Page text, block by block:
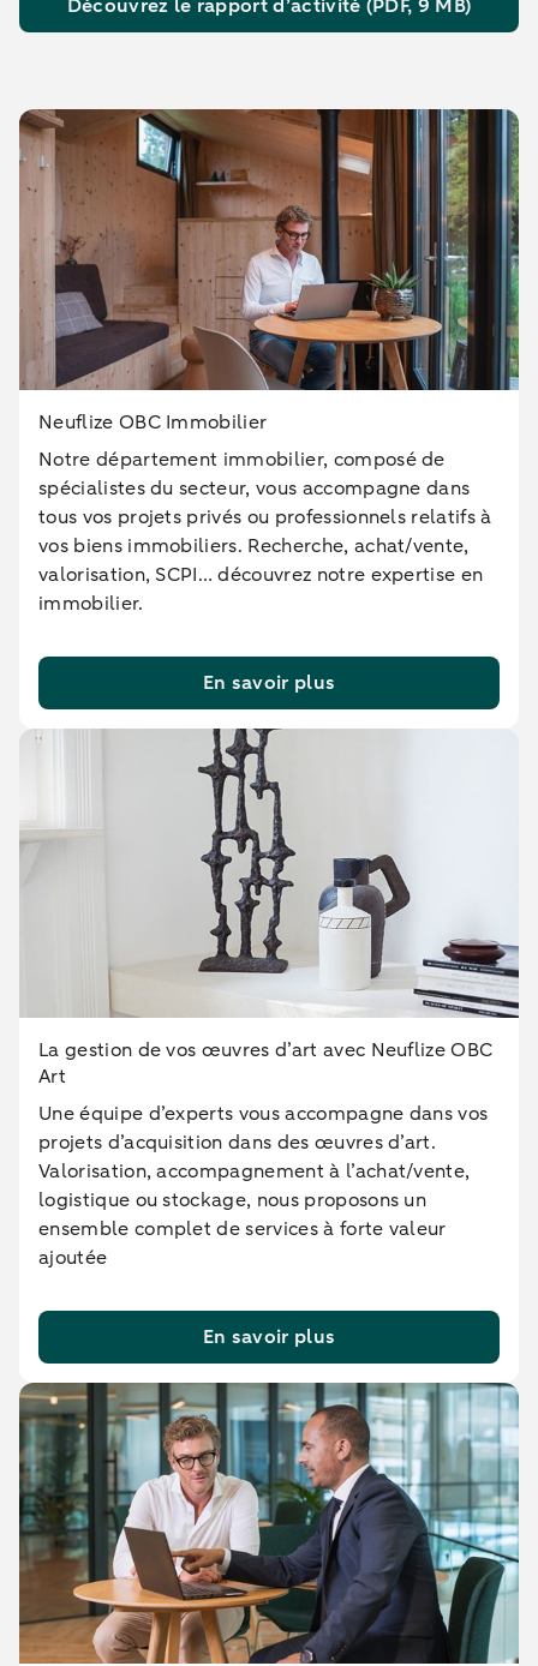
Découvrez le rapport d’activité (PDF, 9 MB)
Neuflize OBC Immobilier
Notre département immobilier, composé de
spécialistes du secteur, vous accompagne dans
tous vos projets privés ou professionnels relatifs à
vos biens immobiliers. Recherche, achat/vente,
valorisation, SCPI… découvrez notre expertise en
immobilier.
En savoir plus
La gestion de vos œuvres d’art avec Neuflize OBC
Art
Une équipe d’experts vous accompagne dans vos
projets d’acquisition dans des œuvres d’art.
Valorisation, accompagnement à l’achat/vente,
logistique ou stockage, nous proposons un
ensemble complet de services à forte valeur
ajoutée
En savoir plus